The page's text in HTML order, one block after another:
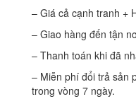
– Giá cả cạnh tranh +
– Giao hàng đến tận
– Thanh toán khi đã
– Miễn phí đổi trả sản
trong vòng 7 ngày.